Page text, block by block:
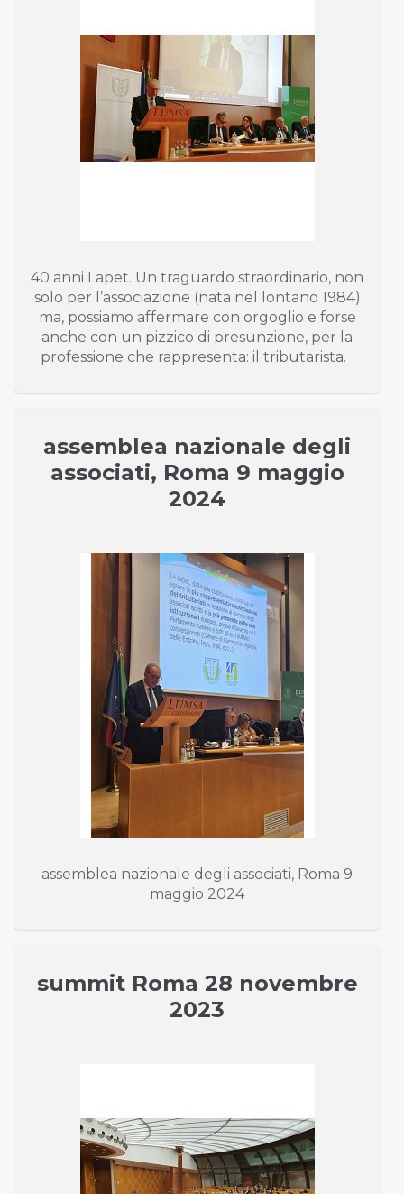
40 anni Lapet. Un traguardo straordinario, non
solo per l’associazione (nata nel lontano 1984)
ma, possiamo affermare con orgoglio e forse
anche con un pizzico di presunzione, per la
professione che rappresenta: il tributarista.
assemblea nazionale degli
associati, Roma 9 maggio
2024
assemblea nazionale degli associati, Roma 9
maggio 2024
summit Roma 28 novembre
2023